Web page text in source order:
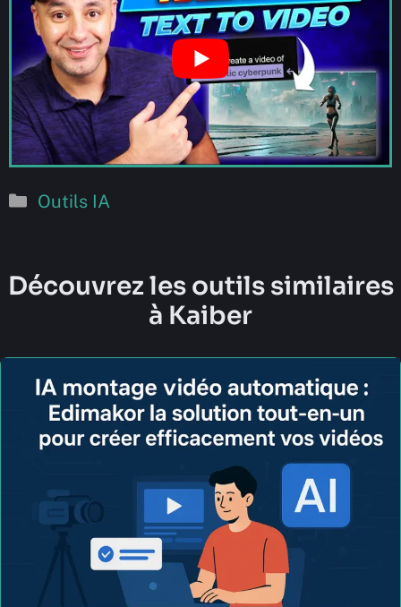
Catégories
Outils IA
Découvrez les outils similaires
à Kaiber